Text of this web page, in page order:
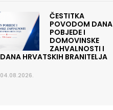
ČESTITKA
POVODOM DANA
POBJEDE I
DOMOVINSKE
ZAHVALNOSTI I
DANA HRVATSKIH BRANITELJA
04.08.2026.